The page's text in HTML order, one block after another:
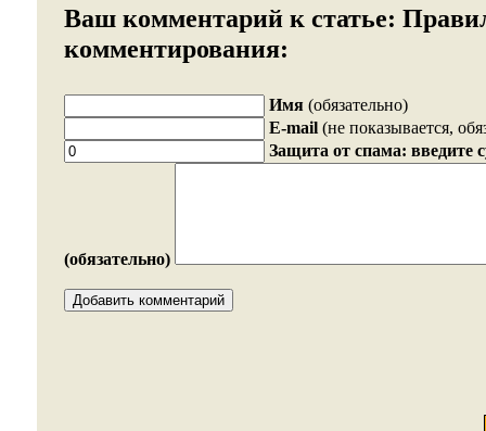
Ваш комментарий к статье:
комментирования:
Имя (обязательно)
E-mail (не показывается,
Защита от спама: введите
(обязательно)